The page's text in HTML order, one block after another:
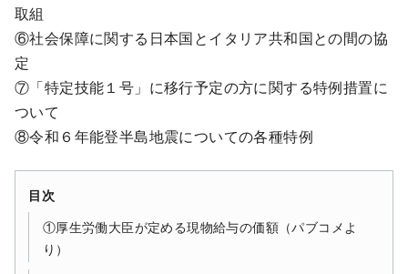
取組
⑥社会保障に関する日本国とイタリア共和国との間の協
定
⑦「特定技能１号」に移行予定の方に関する特例措置に
ついて
⑧令和６年能登半島地震についての各種特例
目次
①厚生労働大臣が定める現物給与の価額（パブコメよ
り）